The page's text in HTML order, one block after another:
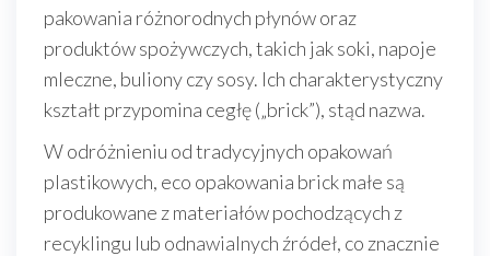
pakowania różnorodnych płynów oraz
produktów spożywczych, takich jak soki, napoje
mleczne, buliony czy sosy. Ich charakterystyczny
kształt przypomina cegłę („brick”), stąd nazwa.
W odróżnieniu od tradycyjnych opakowań
plastikowych, eco opakowania brick małe są
produkowane z materiałów pochodzących z
recyklingu lub odnawialnych źródeł, co znacznie